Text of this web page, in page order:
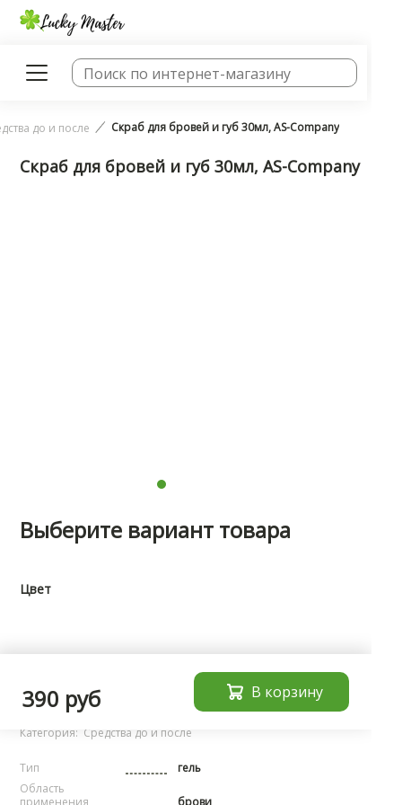
до и после Скраб для бровей и губ 30мл, AS-Company
Скраб для бровей и губ 30мл, AS-Company
Выберите вариант товара
Цвет
Бренд:
noName
Категория: Средства до и после
Тип
гель
Область
применения
брови
390 руб В корзину